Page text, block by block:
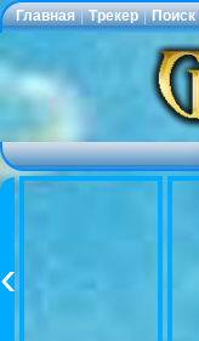
Главная | Трекер | Поиск